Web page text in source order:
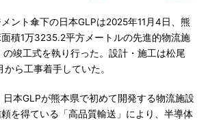
ント傘下の日本GLPは2025年11月4日、熊
積1万3235.2平方メートルの先進的物流施
竣工式を執り行った。設計・施工は松尾
ら工事着手していた。
本GLPが熊本県で初めて開発する物流施設
を得ている「高品質輸送」により、半導体